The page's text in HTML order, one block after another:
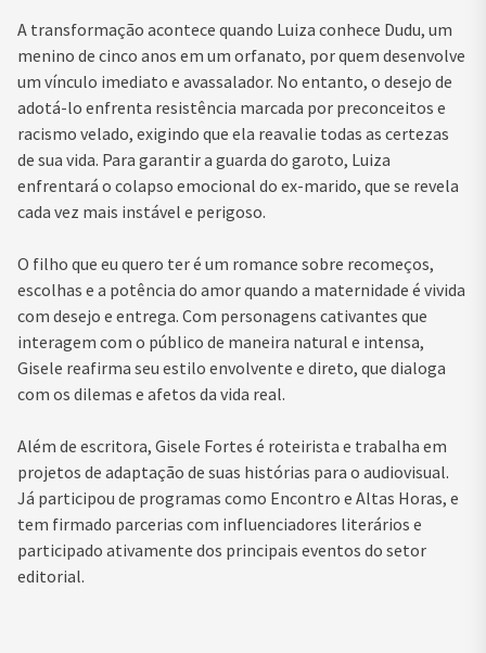
A transformação acontece quando Luiza conhece Dudu, um
menino de cinco anos em um orfanato, por quem desenvolve
um vínculo imediato e avassalador. No entanto, o desejo de
adotá-lo enfrenta resistência marcada por preconceitos e
racismo velado, exigindo que ela reavalie todas as certezas
de sua vida. Para garantir a guarda do garoto, Luiza
enfrentará o colapso emocional do ex-marido, que se revela
cada vez mais instável e perigoso.
O filho que eu quero ter é um romance sobre recomeços,
escolhas e a potência do amor quando a maternidade é vivida
com desejo e entrega. Com personagens cativantes que
interagem com o público de maneira natural e intensa,
Gisele reafirma seu estilo envolvente e direto, que dialoga
com os dilemas e afetos da vida real.
Além de escritora, Gisele Fortes é roteirista e trabalha em
projetos de adaptação de suas histórias para o audiovisual.
Já participou de programas como Encontro e Altas Horas, e
tem firmado parcerias com influenciadores literários e
participado ativamente dos principais eventos do setor
editorial.